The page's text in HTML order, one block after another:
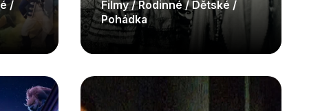
/
Filmy / Rodinné / Dětské /
Pohádka